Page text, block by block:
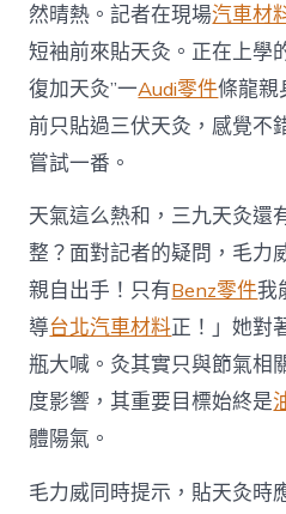
然晴熱。記者在現場汽車材
短袖前來貼天灸。正在上學
復加天灸”一Audi零件條龍親
前只貼過三伏天灸，感覺不
嘗試一番。
天氣這么熱和，三九天灸還
整？面對記者的疑問，毛力
親自出手！只有Benz零件我
導台北汽車材料正！」她對
瓶大喊。灸其實只與節氣相
度影響，其重要目標始終是
體陽氣。
毛力威同時提示，貼天灸時